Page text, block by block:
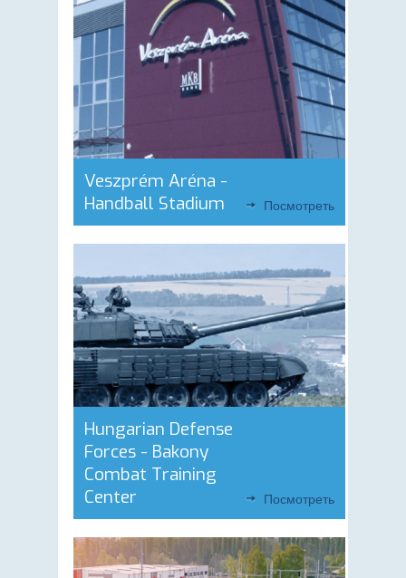
Veszprém Aréna -
Handball Stadium
Посмотреть
Hungarian Defense
Forces - Bakony
Combat Training
Center
Посмотреть